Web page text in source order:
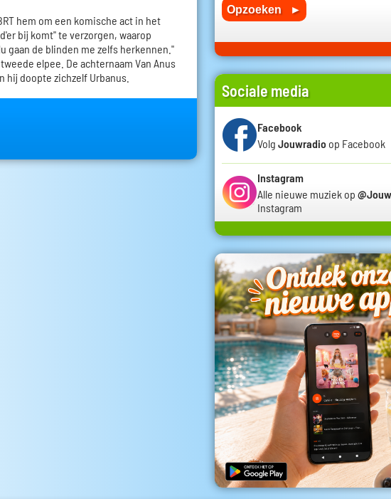
hem om een komische act in het
bij komt" te verzorgen, waarop
gaan de blinden me zelfs herkennen."
elpee. De achternaam Van Anus
hij doopte zichzelf Urbanus.
Sociale media
Facebook
Volg Jouwradio op Facebook
Instagram
Alle nieuwe muziek op
Instagram